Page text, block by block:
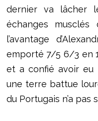
dernier va lâcher
échanges
l’avantage
emporté 7/5 6/3 en
et a confié avoir eu
une terre battue
du Portugais n’a